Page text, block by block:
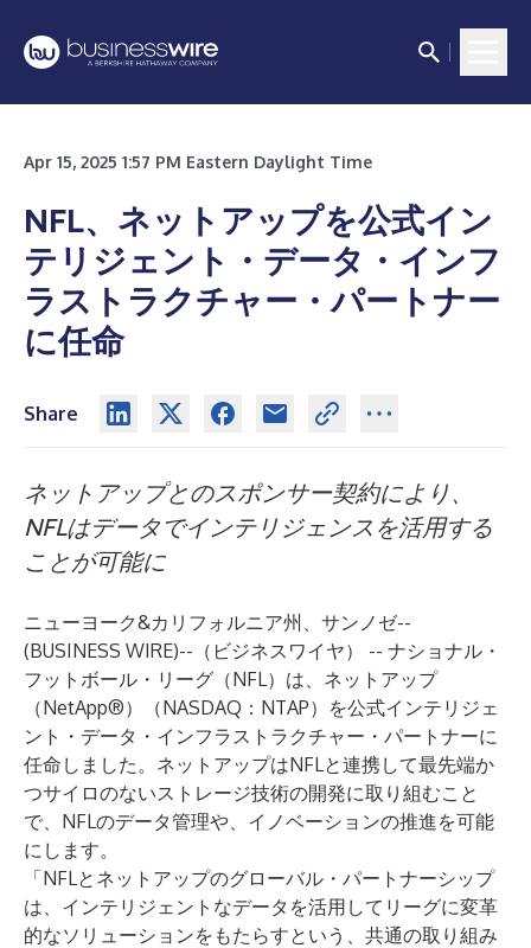
Apr 15, 2025 1:57 PM Eastern Daylight Time
NFL、ネットアップを公式イン
テリジェント・データ・インフ
ラストラクチャー・パートナー
に任命
Share
ネットアップとのスポンサー契約により、
NFLはデータでインテリジェンスを活用する
ことが可能に
ニューヨーク&カリフォルニア州、サンノゼ--
(BUSINESS WIRE)-- （ビジネスワイヤ） -- ナショナル・
フットボール・リーグ（NFL）は、ネットアップ
（NetApp®）（NASDAQ：NTAP）を公式インテリジェ
ント・データ・インフラストラクチャー・パートナーに
任命しました。ネットアップはNFLと連携して最先端か
つサイロのないストレージ技術の開発に取り組むこと
で、NFLのデータ管理や、イノベーションの推進を可能
にします。
「NFLとネットアップのグローバル・パートナーシップ
は、インテリジェントなデータを活用してリーグに変革
的なソリューションをもたらすという、共通の取り組み